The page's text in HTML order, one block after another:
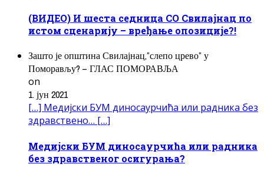
(ВИДЕО) И шеста седница СО Свилајнац по
истом сценарију – вређање опозиције?!
Зашто је општина Свилајнац,”слепо црево” у
Поморављу? – ГЛАС ПОМОРАВЉА
on
1. јун 2021
[…] Медијски БУМ диносаурчића или радника без
здравствено… […]
Медијски БУМ диносаурчића или радника
без здравственог осигурања?